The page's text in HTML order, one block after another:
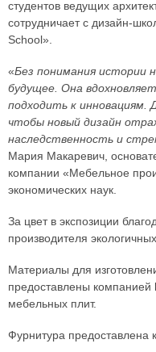
студентов ведущих
сотрудничает с дизайн-
School».
«Без понимания истории
будущее. Она
подходить к
чтобы новый дизайн
наследственность и
Мария Макаревич,
компании «Мебельное
экономических наук.
За цвет в экспозиции
производителя
Материалы для
предоставлены компанией
мебельных плит.
Фурнитура предоставлена